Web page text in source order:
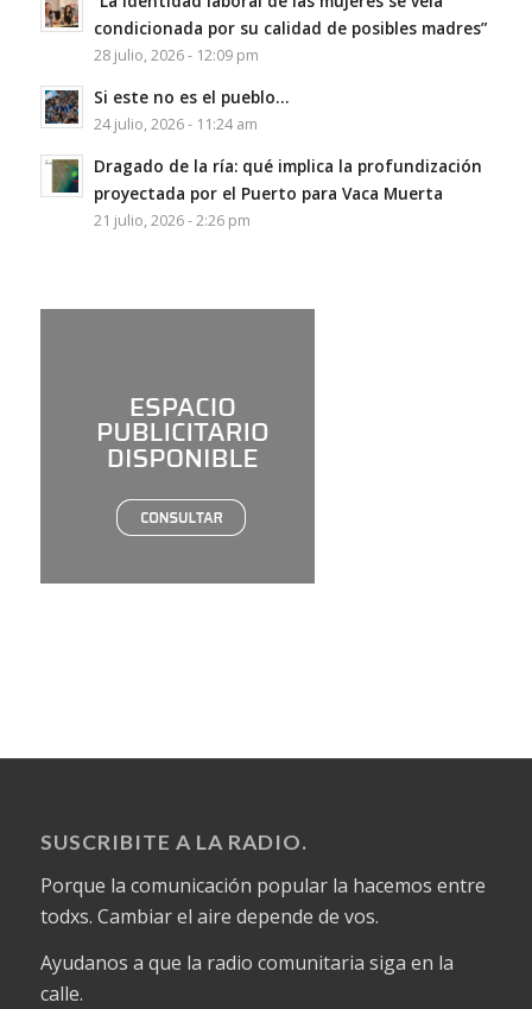
condicionada por su calidad de posibles madres”
28 julio, 2026 - 12:09 pm
Si este no es el pueblo…
24 julio, 2026 - 11:24 am
Dragado de la ría: qué implica la profundización
proyectada por el Puerto para Vaca Muerta
21 julio, 2026 - 2:26 pm
SUSCRIBITE A LA RADIO.
Porque la comunicación popular la hacemos entre
todxs. Cambiar el aire depende de vos.
Ayudanos a que la radio comunitaria siga en la
calle.